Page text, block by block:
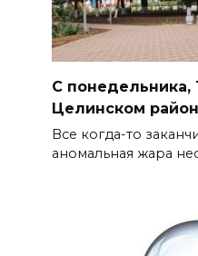
С понедельника,
Целинском
Все когда-то
аномальная жара